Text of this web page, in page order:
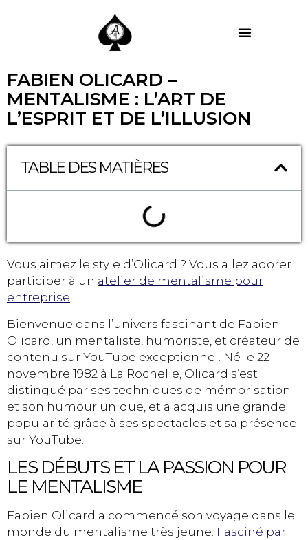
FABIEN OLICARD –
MENTALISME : L’ART DE
L’ESPRIT ET DE L’ILLUSION
TABLE DES MATIÈRES
Vous aimez le style d’Olicard ? Vous allez adorer
participer à un atelier de mentalisme pour
entreprise.
Bienvenue dans l’univers fascinant de Fabien
Olicard, un mentaliste, humoriste, et créateur de
contenu sur YouTube exceptionnel. Né le 22
novembre 1982 à La Rochelle, Olicard s’est
distingué par ses techniques de mémorisation
et son humour unique, et a acquis une grande
popularité grâce à ses spectacles et sa présence
sur YouTube.
LES DÉBUTS ET LA PASSION POUR
LE MENTALISME
Fabien Olicard a commencé son voyage dans le
monde du mentalisme très jeune. Fasciné par